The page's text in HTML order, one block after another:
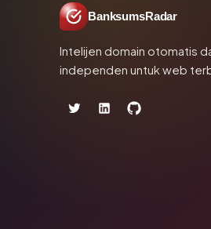
BanksumsRadar
Intelijen domain otomatis
independen untuk web